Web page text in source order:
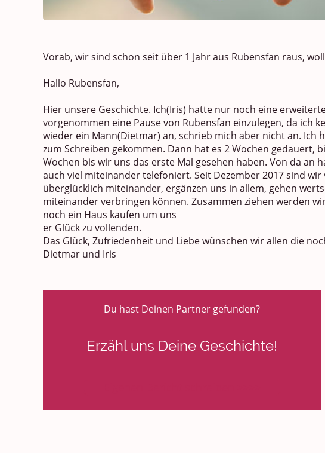
Vorab, wir sind schon seit über 1 Jahr aus Rubensfan raus,
Hallo Rubensfan,
Hier unsere Geschichte. Ich(Iris) hatte nur noch eine
vorgenommen eine Pause von Rubensfan einzulegen, da ich
wieder ein Mann(Dietmar) an, schrieb mich aber nicht an.
zum Schreiben gekommen. Dann hat es 2 Wochen
Wochen bis wir uns das erste Mal gesehen haben. Von da
auch viel miteinander telefoniert. Seit Dezember 2017 sind
überglücklich miteinander, ergänzen uns in allem, gehen
miteinander verbringen können. Zusammen ziehen werden
noch ein Haus kaufen um uns
er Glück zu vollenden.
Das Glück, Zufriedenheit und Liebe wünschen wir allen die
Dietmar und Iris
Du hast Deinen Partner gefunden?
Erzähl uns Deine Geschichte!